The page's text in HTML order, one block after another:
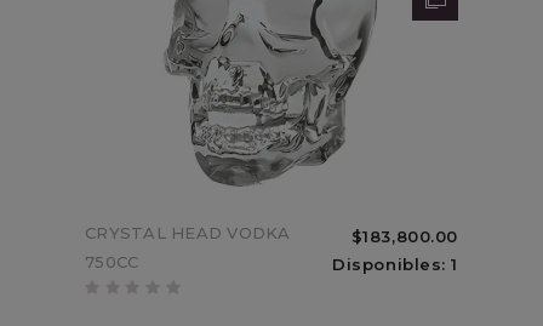
ESTUCHE CARTON ACHAVAL
FERRER MENDOZA MALBEC
$33,000.00
Sin Stock
CRYSTAL HEAD VODKA
750CC
$183,800.00
Disponibles: 1